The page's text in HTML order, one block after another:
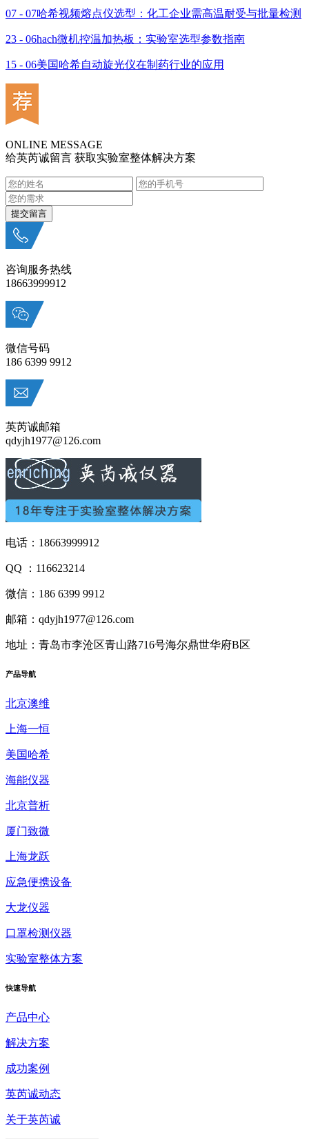
07 - 07哈希视频熔点仪选型：化工企业需高温耐受与批量检测
23 - 06hach微机控温加热板：实验室选型参数指南
15 - 06美国哈希自动旋光仪在制药行业的应用
ONLINE MESSAGE
给英芮诚留言 获取实验室整体解决方案
咨询服务热线
18663999912
微信号码
186 6399 9912
英芮诚邮箱
qdyjh1977@126.com
电话：18663999912
QQ ：116623214
微信：186 6399 9912
邮箱：qdyjh1977@126.com
地址：青岛市李沧区青山路716号海尔鼎世华府B区
产品导航
北京澳维
上海一恒
美国哈希
海能仪器
北京普析
厦门致微
上海龙跃
应急便携设备
大龙仪器
口罩检测仪器
实验室整体方案
快速导航
产品中心
解决方案
成功案例
英芮诚动态
关于英芮诚